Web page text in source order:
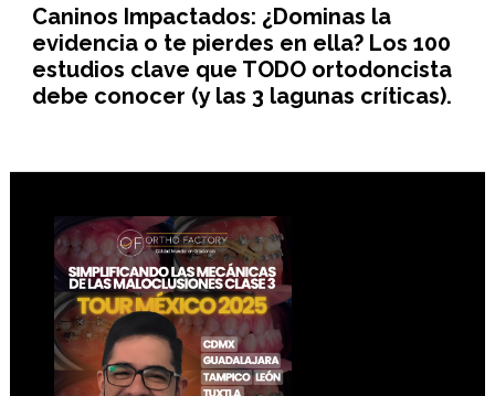
Caninos Impactados: ¿Dominas la
evidencia o te pierdes en ella? Los 100
estudios clave que TODO ortodoncista
debe conocer (y las 3 lagunas críticas).
Footer